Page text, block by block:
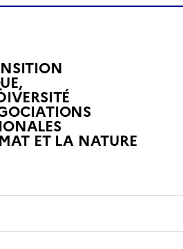
ET LA NATUREL
R
É